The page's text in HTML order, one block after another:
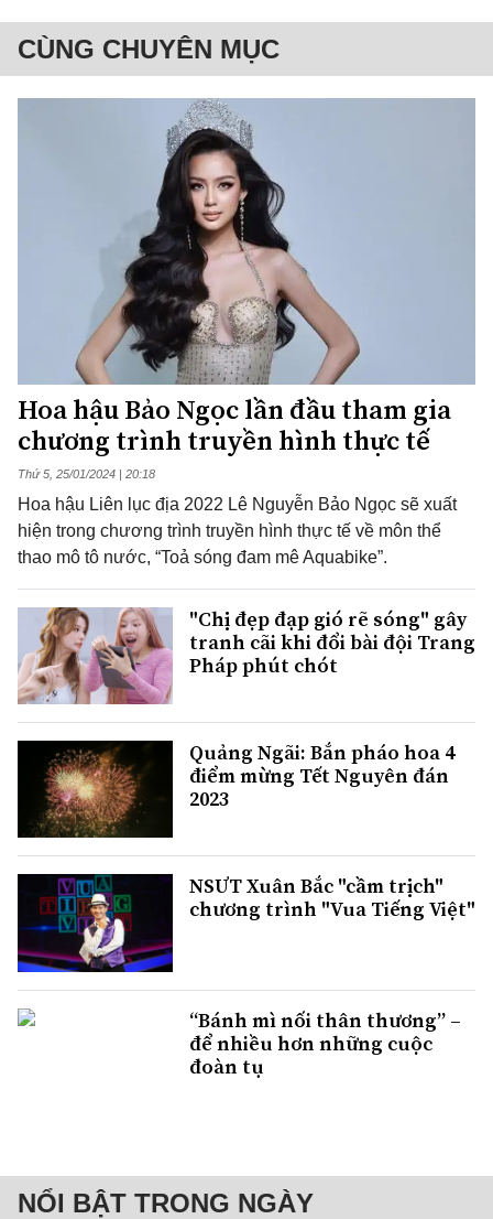
CÙNG CHUYÊN MỤC
Hoa hậu Bảo Ngọc lần đầu tham gia
chương trình truyền hình thực tế
Thứ 5, 25/01/2024 | 20:18
Hoa hậu Liên lục địa 2022 Lê Nguyễn Bảo Ngọc sẽ xuất
hiện trong chương trình truyền hình thực tế về môn thể
thao mô tô nước, “Toả sóng đam mê Aquabike”.
"Chị đẹp đạp gió rẽ sóng" gây
tranh cãi khi đổi bài đội Trang
Pháp phút chót
Quảng Ngãi: Bắn pháo hoa 4
điểm mừng Tết Nguyên đán
2023
NSƯT Xuân Bắc "cầm trịch"
chương trình "Vua Tiếng Việt"
“Bánh mì nối thân thương” –
để nhiều hơn những cuộc
đoàn tụ
NỔI BẬT TRONG NGÀY